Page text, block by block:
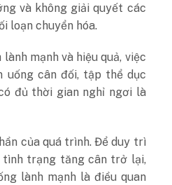
và không giải quyết các
loạn chuyển hóa.
mạnh và hiệu quả, việc
uống cân đối, tập thể dục
đủ thời gian nghỉ ngơi là
của quá trình. Để duy trì
tình trạng tăng cân trở lại,
lành mạnh là điều quan